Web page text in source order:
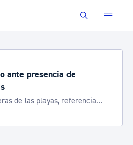
Buscar
ante presencia de
de las playas, referencia